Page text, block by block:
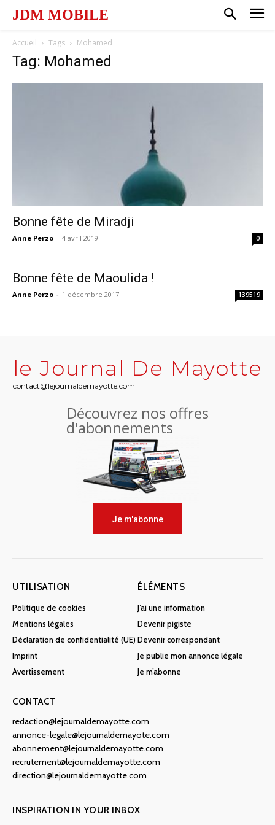
JDM MOBILE
Accueil Tags Mohamed
Tag: Mohamed
Bonne fête de Miradji
Anne Perzo - 4 avril 2019 0
Bonne fête de Maoulida !
Anne Perzo - 1 décembre 2017 139519
le Journal De Mayotte
contact@lejournaldemayotte.com
Découvrez nos offres
d'abonnements
Je m'abonne
UTILISATION
Politique de cookies
Mentions légales
Déclaration de confidentialité (UE)
Imprint
Avertissement
ÉLÉMENTS
J’ai une information
Devenir pigiste
Devenir correspondant
Je publie mon annonce légale
Je m’abonne
CONTACT
redaction@lejournaldemayotte.com
annonce-legale@lejournaldemayote.com
abonnement@lejournaldemayotte.com
recrutement@lejournaldemayotte.com
direction@lejournaldemayotte.com
INSPIRATION IN YOUR INBOX